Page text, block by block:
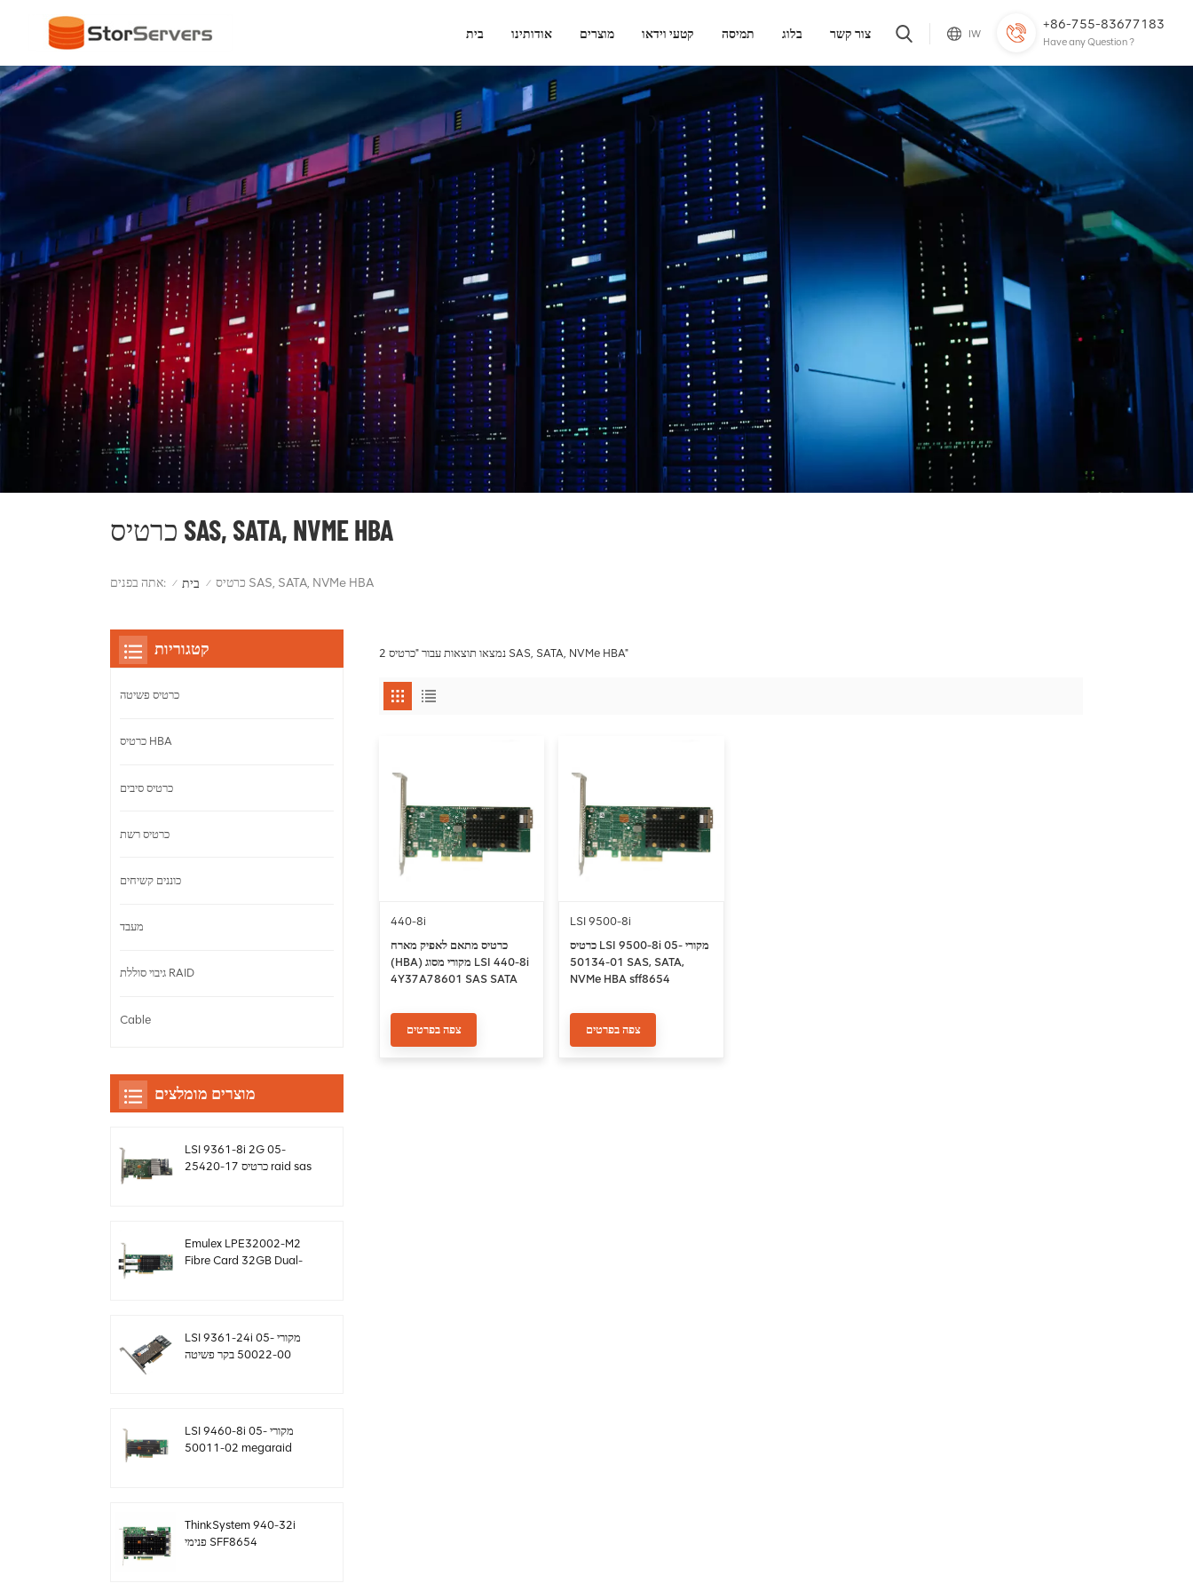
+86-755-83677183
Have any Question ?
IW בית אודותינו מוצרים קטעי וידאו תמיסה בלוג צור קשר
כרטיס SAS, SATA, NVME HBA
אתה בפנים: / בית / כרטיס SAS, SATA, NVMe HBA
2 נמצאו תוצאות עבור "כרטיס SAS, SATA, NVMe HBA"
440-8i
כרטיס מתאם לאפיק מארח
(HBA) מקורי מסוג LSI 440-8i
4Y37A78601 SAS SATA
צפה בפרטים
LSI 9500-8i
כרטיס LSI 9500-8i מקורי 05-
50134-01 SAS, SATA,
NVMe HBA sff8654
צפה בפרטים
קטגוריות
כרטיס פשיטה
כרטיס HBA
כרטיס סיבים
כרטיס רשת
כוננים קשיחים
מעבד
גיבוי סוללת RAID
Cable
מוצרים מומלצים
LSI 9361-8i 2G 05-
25420-17 כרטיס raid sas
Emulex LPE32002-M2
Fibre Card 32GB Dual-
LSI 9361-24i מקורי 05-
50022-00 בקר פשיטה
LSI 9460-8i מקורי 05-
50011-02 megaraid
ThinkSystem 940-32i
פנימי SFF8654